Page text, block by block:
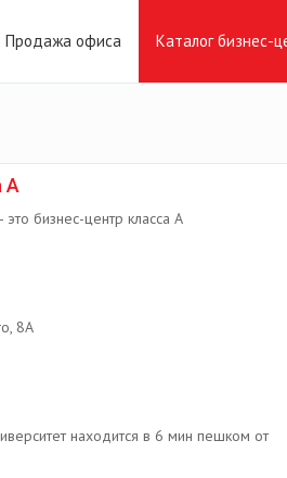
Продажа офиса Каталог бизнес-
А
бизнес-центр класса А
8А
находится в 6 мин пешком от